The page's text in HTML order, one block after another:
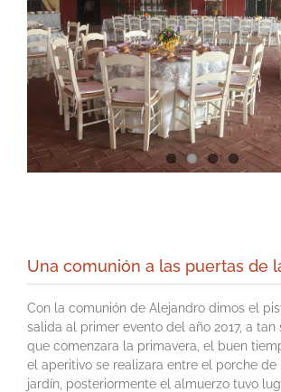
Una comunión a las puertas de
Con la comunión de Alejandro dimos el
salida al primer evento del año 2017, a
que comenzara la primavera, el buen
el aperitivo se realizara entre el porche de
jardín, posteriormente el almuerzo tuvo